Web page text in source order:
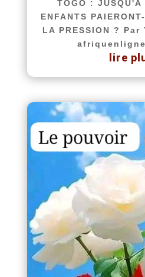
TOGO : JUSQU'À
ENFANTS
LA PRESSION ? Par
lire